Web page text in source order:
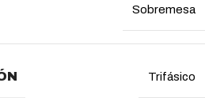
Sobremesa
Trifásico